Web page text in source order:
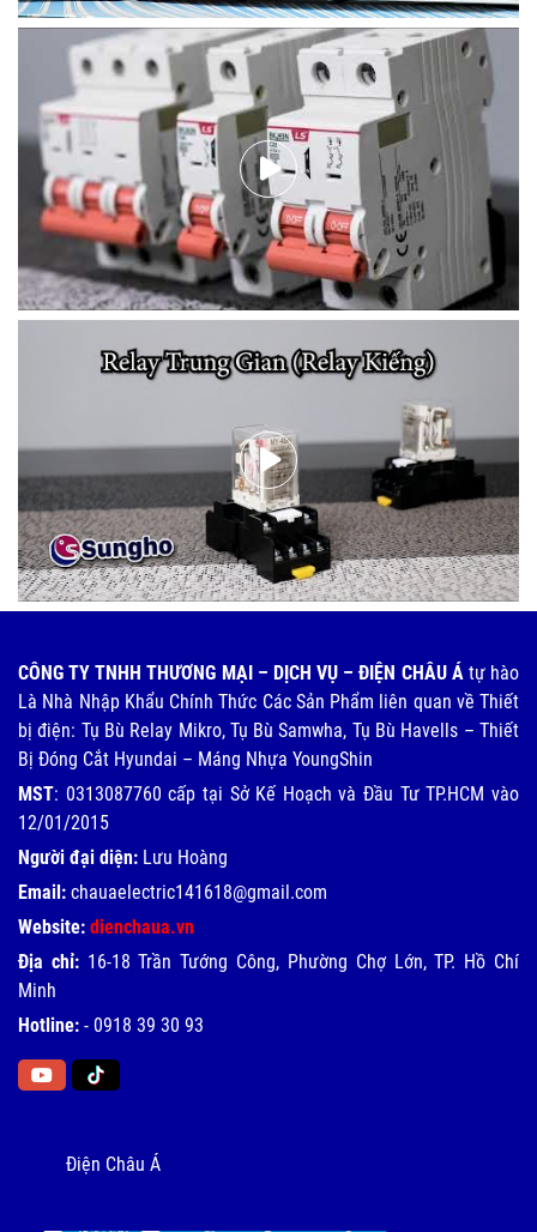
CÔNG TY TNHH THƯƠNG MẠI – DỊCH VỤ – ĐIỆN CHÂU Á tự hào
Là Nhà Nhập Khẩu Chính Thức Các Sản Phẩm liên quan về Thiết
bị điện: Tụ Bù Relay Mikro, Tụ Bù Samwha, Tụ Bù Havells – Thiết
Bị Đóng Cắt Hyundai – Máng Nhựa YoungShin
MST: 0313087760 cấp tại Sở Kế Hoạch và Đầu Tư TP.HCM vào
12/01/2015
Người đại diện: Lưu Hoàng
Email: chauaelectric141618@gmail.com
Website: dienchaua.vn
Địa chỉ: 16-18 Trần Tướng Công, Phường Chợ Lớn, TP. Hồ Chí
Minh
Hotline: - 0918 39 30 93
Điện Châu Á